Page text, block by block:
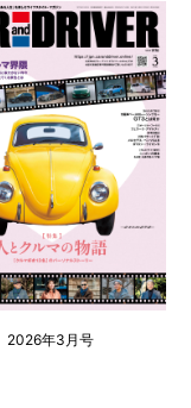
2026年3月号